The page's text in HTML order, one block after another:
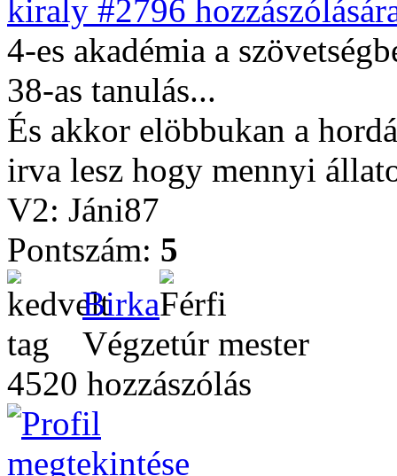
kiraly #2796
4-es akadémia a
38-as tanulás...
És akkor elöbbukan a
irva lesz hogy mennyi
V2: Jáni87
Pontszám: 5
Birka
Végzetúr mester
4520 hozzászólás